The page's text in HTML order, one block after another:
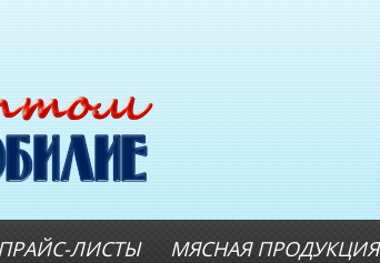
ЛИСТЫ МЯСНАЯ ПРОДУКЦИЯ